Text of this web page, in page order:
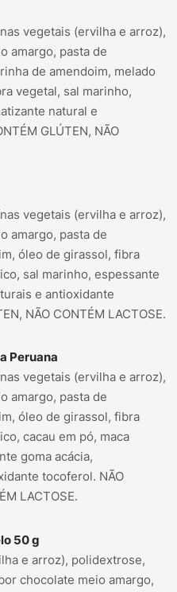
vegetais (ervilha e arroz),
amargo, pasta de
de amendoim, melado
vegetal, sal marinho,
natural e
GLÚTEN, NÃO
vegetais (ervilha e arroz),
amargo, pasta de
óleo de girassol, fibra
sal marinho, espessante
e antioxidante
NÃO CONTÉM LACTOSE.
Peruana
vegetais (ervilha e arroz),
amargo, pasta de
óleo de girassol, fibra
cacau em pó, maca
goma acácia,
tocoferol. NÃO
LACTOSE.
50 g
e arroz), polidextrose,
chocolate meio amargo,